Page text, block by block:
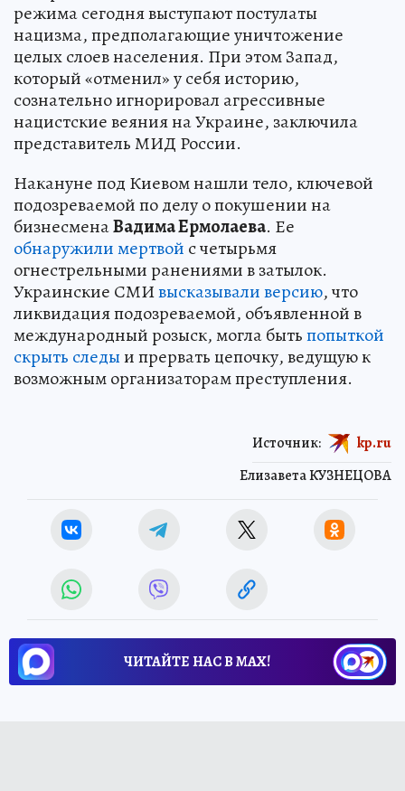
режима сегодня выступают постулаты
нацизма, предполагающие уничтожение
целых слоев населения. При этом Запад,
который «отменил» у себя историю,
сознательно игнорировал агрессивные
нацистские веяния на Украине, заключила
представитель МИД России.
Накануне под Киевом нашли тело, ключевой
подозреваемой по делу о покушении на
бизнесменаВадима Ермолаева. Ее
обнаружили мертвой с четырьмя
огнестрельными ранениями в затылок.
Украинские СМИвысказывали версию, что
ликвидация подозреваемой, объявленной в
международный розыск, могла бытьпопыткой
скрыть следыи прервать цепочку, ведущую к
возможным организаторам преступления.
Елизавета КУЗНЕЦОВА
Источник: kp.ru
ЧИТАЙТЕ НАС В МАХ!